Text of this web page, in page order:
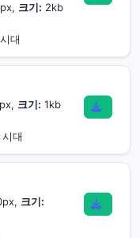
크기: 2kb
대
크기: 1kb
대
크기: